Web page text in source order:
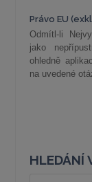
Právo EU
Odmítl-li
jako
ohledně
na uvedené
HLEDÁNÍ